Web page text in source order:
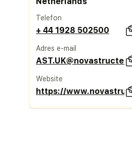
Telefon
+ 44 1928 502500
Adres e-mail
Website
https://